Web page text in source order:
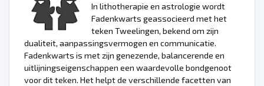
In lithotherapie en astrologie wordt
Fadenkwarts geassocieerd met het
teken Tweelingen, bekend om zijn
dualiteit, aanpassingsvermogen en communicatie.
Fadenkwarts is met zijn genezende, balancerende en
uitlijningseigenschappen een waardevolle bondgenoot
voor dit teken. Het helpt de verschillende facetten van